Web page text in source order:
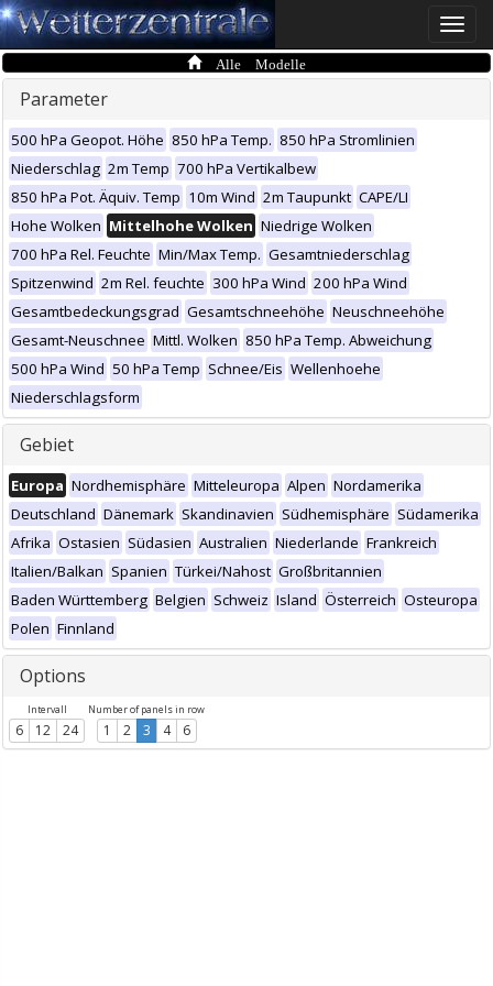
Toggle
Alle Modelle
Parameter
500 hPa Geopot. Höhe 850 hPa Temp. 850 hPa Stromlinien
Niederschlag 2m Temp 700 hPa Vertikalbew
850 hPa Pot. Äquiv. Temp 10m Wind 2m Taupunkt CAPE/LI
Hohe Wolken Mittelhohe Wolken Niedrige Wolken
700 hPa Rel. Feuchte Min/Max Temp. Gesamtniederschlag
Spitzenwind 2m Rel. feuchte 300 hPa Wind 200 hPa Wind
Gesamtbedeckungsgrad Gesamtschneehöhe Neuschneehöhe
Gesamt-Neuschnee Mittl. Wolken 850 hPa Temp. Abweichung
500 hPa Wind 50 hPa Temp Schnee/Eis Wellenhoehe
Niederschlagsform
Gebiet
Europa Nordhemisphäre Mitteleuropa Alpen Nordamerika
Deutschland Dänemark Skandinavien Südhemisphäre Südamerika
Afrika Ostasien Südasien Australien Niederlande Frankreich
Italien/Balkan Spanien Türkei/Nahost Großbritannien
Baden Württemberg Belgien Schweiz Island Österreich Osteuropa
Polen Finnland
Options
Intervall
6 12 24
Number of panels in row
1 2 3 4 6